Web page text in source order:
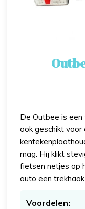
De Outbee is
ook geschikt
mag. Hij klikt
fietsen netjes op
auto een
Voordelen: